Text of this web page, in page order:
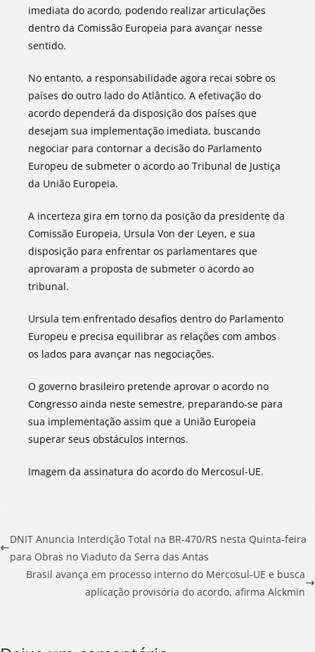
imediata do acordo, podendo realizar articulações
dentro da Comissão Europeia para avançar nesse
sentido.
No entanto, a responsabilidade agora recai sobre os
países do outro lado do Atlântico. A efetivação do
acordo dependerá da disposição dos países que
desejam sua implementação imediata, buscando
negociar para contornar a decisão do Parlamento
Europeu de submeter o acordo ao Tribunal de Justiça
da União Europeia.
A incerteza gira em torno da posição da presidente da
Comissão Europeia, Ursula Von der Leyen, e sua
disposição para enfrentar os parlamentares que
aprovaram a proposta de submeter o acordo ao
tribunal.
Ursula tem enfrentado desafios dentro do Parlamento
Europeu e precisa equilibrar as relações com ambos
os lados para avançar nas negociações.
O governo brasileiro pretende aprovar o acordo no
Congresso ainda neste semestre, preparando-se para
sua implementação assim que a União Europeia
superar seus obstáculos internos.
Imagem da assinatura do acordo do Mercosul-UE.
DNIT Anuncia Interdição Total na BR-470/RS nesta Quinta-feira
para Obras no Viaduto da Serra das Antas
Brasil avança em processo interno do Mercosul-UE e busca
aplicação provisória do acordo, afirma Alckmin